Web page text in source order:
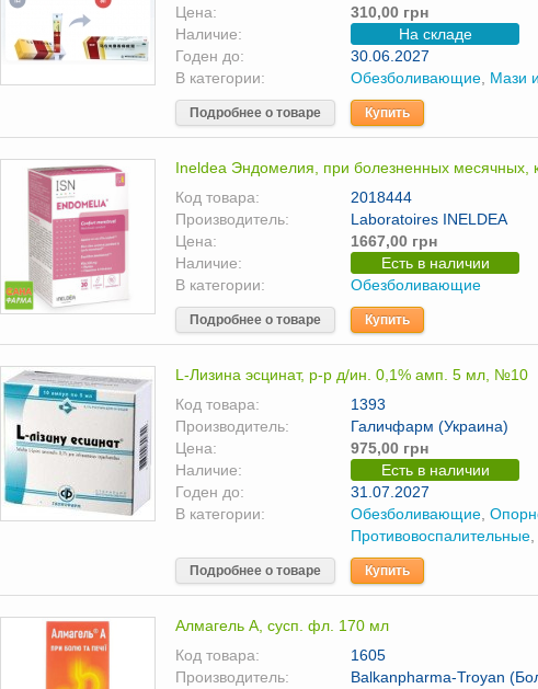
Цена:
310,00 грн
Наличие:
На складе
Годен до:
30.06.2027
В категории:
Обезболивающие Мази
Подробнее о товаре Купить
Ineldea Эндомелия, при болезненных месячных,
Код товара:
2018444
Производитель:
Laboratoires INELDEA
Цена:
1667,00 грн
Наличие:
Есть в наличии
В категории:
Обезболивающие
Подробнее о товаре Купить
L-Лизина эсцинат, р-р д/ин. 0,1% амп. 5 мл, №10
Код товара:
1393
Производитель:
Галичфарм (Украина)
Цена:
975,00 грн
Наличие:
Есть в наличии
Годен до:
31.07.2027
В категории:
Обезболивающие
Противовоспалительные
Подробнее о товаре Купить
Алмагель А, сусп. фл. 170 мл
Код товара:
1605
Производитель:
Balkanpharma-Troyan